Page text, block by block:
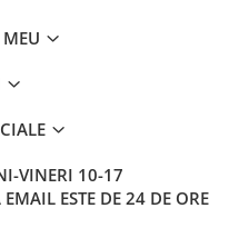
VINERI 10-17
ESTE DE 24 DE ORE